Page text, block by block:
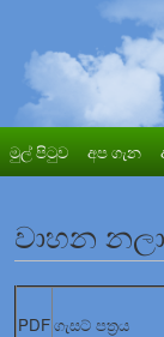
මුල් පිටුව අප ගැන
වාහන
PDFගැසට් පත්‍රය